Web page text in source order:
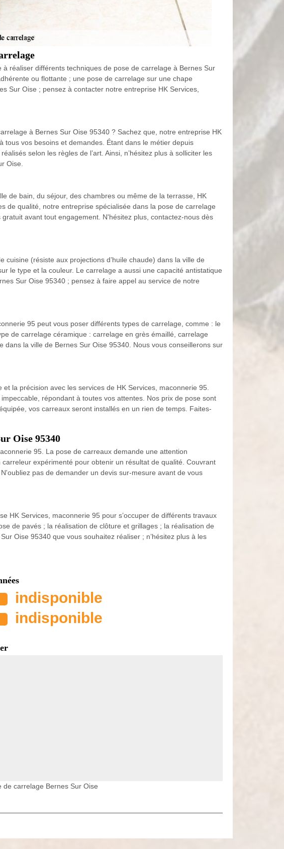
réaliser différents techniques de pose de carrelage à Bernes Sur
ou flottante ; une pose de carrelage sur une chape
Sur Oise ; pensez à contacter notre entreprise HK Services,
à Bernes Sur Oise 95340 ? Sachez que, notre entreprise HK
vos besoins et demandes. Étant dans le métier depuis
selon les règles de l’art. Ainsi, n’hésitez plus à solliciter les
Oise.
de bain, du séjour, des chambres ou même de la terrasse, HK
de qualité, notre entreprise spécialisée dans la pose de carrelage
avant tout engagement. N'hésitez plus, contactez-nous dès
(résiste aux projections d’huile chaude) dans la ville de
le type et la couleur. Le carrelage a aussi une capacité antistatique
Sur Oise 95340 ; pensez à faire appel au service de notre
95 peut vous poser différents types de carrelage, comme : le
de carrelage céramique : carrelage en grès émaillé, carrelage
la ville de Bernes Sur Oise 95340. Nous vous conseillerons sur
la précision avec les services de HK Services, maconnerie 95.
répondant à toutes vos attentes. Nos prix de pose sont
vos carreaux seront installés en un rien de temps. Faites-
Oise 95340
95. La pose de carreaux demande une attention
expérimenté pour obtenir un résultat de qualité. Couvrant
pas de demander un devis sur-mesure avant de vous
HK Services, maconnerie 95 pour s’occuper de différents travaux
de pavés ; la réalisation de clôture et grillages ; la réalisation de
Oise 95340 que vous souhaitez réaliser ; n’hésitez plus à les
indisponible
indisponible
de carrelage Bernes Sur Oise